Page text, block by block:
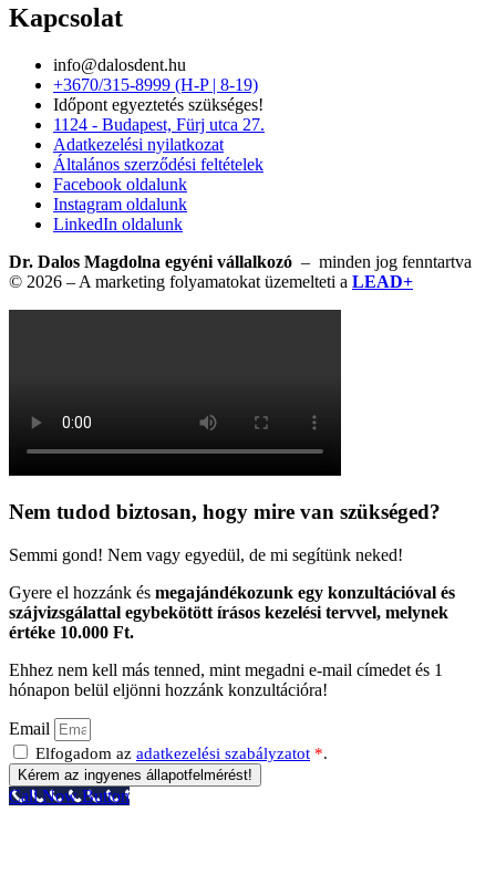
Kapcsolat
info@dalosdent.hu
+3670/315-8999 (H-P | 8-19)
Időpont egyeztetés szükséges!
1124 - Budapest, Fürj utca 27.
Adatkezelési nyilatkozat
Általános szerződési feltételek
Facebook oldalunk
Instagram oldalunk
LinkedIn oldalunk
Dr. Dalos Magdolna egyéni vállalkozó – minden jog fenntartva
© 2026 – A marketing folyamatokat üzemelteti a LEAD+
Nem tudod biztosan, hogy mire van szükséged?
Semmi gond! Nem vagy egyedül, de mi segítünk neked!
Gyere el hozzánk és megajándékozunk egy konzultációval és
szájvizsgálattal egybekötött írásos kezelési tervvel, melynek
értéke 10.000 Ft.
Ehhez nem kell más tenned, mint megadni e-mail címedet és 1
hónapon belül eljönni hozzánk konzultációra!
Email
Elfogadom az adatkezelési szabályzatot *.
Kérem az ingyenes állapotfelmérést!
Call Now Button